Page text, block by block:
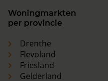
Woningmarkten
per provincie
Drenthe
Flevoland
Friesland
Gelderland